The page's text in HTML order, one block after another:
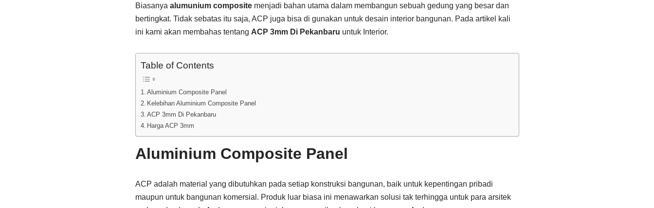
Biasanya alumunium compositemenjadi bahan utama dalam membangun sebuah gedung yang besar dan
bertingkat. Tidak sebatas itu saja, ACP juga bisa di gunakan untuk desain interior bangunan. Pada artikel kali
ini kami akan membahas tentang ACP 3mm Di Pekanbaru untuk Interior.
Table of Contents
Aluminium Composite Panel
Kelebihan Aluminium Composite Panel
ACP 3mm Di Pekanbaru
Harga ACP 3mm
Aluminium Composite Panel
ACP adalah material yang dibutuhkan pada setiap konstruksi bangunan, baik untuk kepentingan pribadi
maupun untuk bangunan komersial. Produk luar biasa ini menawarkan solusi tak terhingga untuk para arsitek